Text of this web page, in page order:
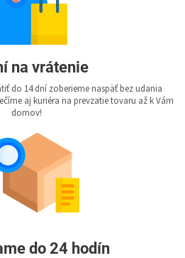
na vrátenie
do 14 dní zoberieme naspäť bez udania
aj kuriéra na prevzatie tovaru až k Vám
domov!
do 24 hodín